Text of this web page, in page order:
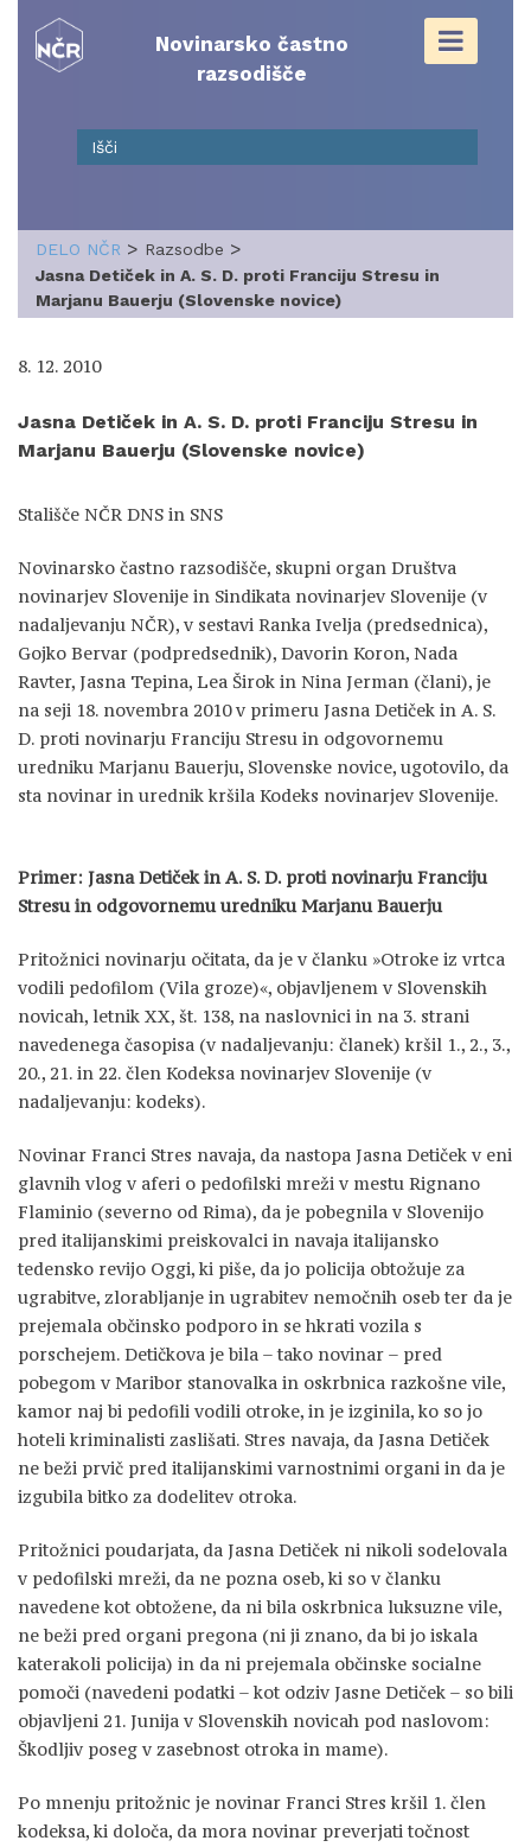
content
Novinarsko častno
razsodišče
DELO NČR > Razsodbe >
Jasna Detiček in A. S. D. proti Franciju Stresu in
Marjanu Bauerju (Slovenske novice)
8. 12. 2010
Jasna Detiček in A. S. D. proti Franciju Stresu in
Marjanu Bauerju (Slovenske novice)
Stališče NČR DNS in SNS
Novinarsko častno razsodišče, skupni organ Društva
novinarjev Slovenije in Sindikata novinarjev Slovenije (v
nadaljevanju NČR), v sestavi Ranka Ivelja (predsednica),
Gojko Bervar (podpredsednik), Davorin Koron, Nada
Ravter, Jasna Tepina, Lea Širok in Nina Jerman (člani), je
na seji 18. novembra 2010 v primeru Jasna Detiček in A. S.
D. proti novinarju Franciju Stresu in odgovornemu
uredniku Marjanu Bauerju, Slovenske novice, ugotovilo, da
sta novinar in urednik kršila Kodeks novinarjev Slovenije.
Primer: Jasna Detiček in A. S. D. proti novinarju Franciju
Stresu in odgovornemu uredniku Marjanu Bauerju
Pritožnici novinarju očitata, da je v članku »Otroke iz vrtca
vodili pedofilom (Vila groze)«, objavljenem v Slovenskih
novicah, letnik XX, št. 138, na naslovnici in na 3. strani
navedenega časopisa (v nadaljevanju: članek) kršil 1., 2., 3.,
20., 21. in 22. člen Kodeksa novinarjev Slovenije (v
nadaljevanju: kodeks).
Novinar Franci Stres navaja, da nastopa Jasna Detiček v eni
glavnih vlog v aferi o pedofilski mreži v mestu Rignano
Flaminio (severno od Rima), da je pobegnila v Slovenijo
pred italijanskimi preiskovalci in navaja italijansko
tedensko revijo Oggi, ki piše, da jo policija obtožuje za
ugrabitve, zlorabljanje in ugrabitev nemočnih oseb ter da je
prejemala občinsko podporo in se hkrati vozila s
porschejem. Detičkova je bila – tako novinar – pred
pobegom v Maribor stanovalka in oskrbnica razkošne vile,
kamor naj bi pedofili vodili otroke, in je izginila, ko so jo
hoteli kriminalisti zaslišati. Stres navaja, da Jasna Detiček
ne beži prvič pred italijanskimi varnostnimi organi in da je
izgubila bitko za dodelitev otroka.
Pritožnici poudarjata, da Jasna Detiček ni nikoli sodelovala
v pedofilski mreži, da ne pozna oseb, ki so v članku
navedene kot obtožene, da ni bila oskrbnica luksuzne vile,
ne beži pred organi pregona (ni ji znano, da bi jo iskala
katerakoli policija) in da ni prejemala občinske socialne
pomoči (navedeni podatki – kot odziv Jasne Detiček – so bili
objavljeni 21. Junija v Slovenskih novicah pod naslovom:
Škodljiv poseg v zasebnost otroka in mame).
Po mnenju pritožnic je novinar Franci Stres kršil 1. člen
kodeksa, ki določa, da mora novinar preverjati točnost